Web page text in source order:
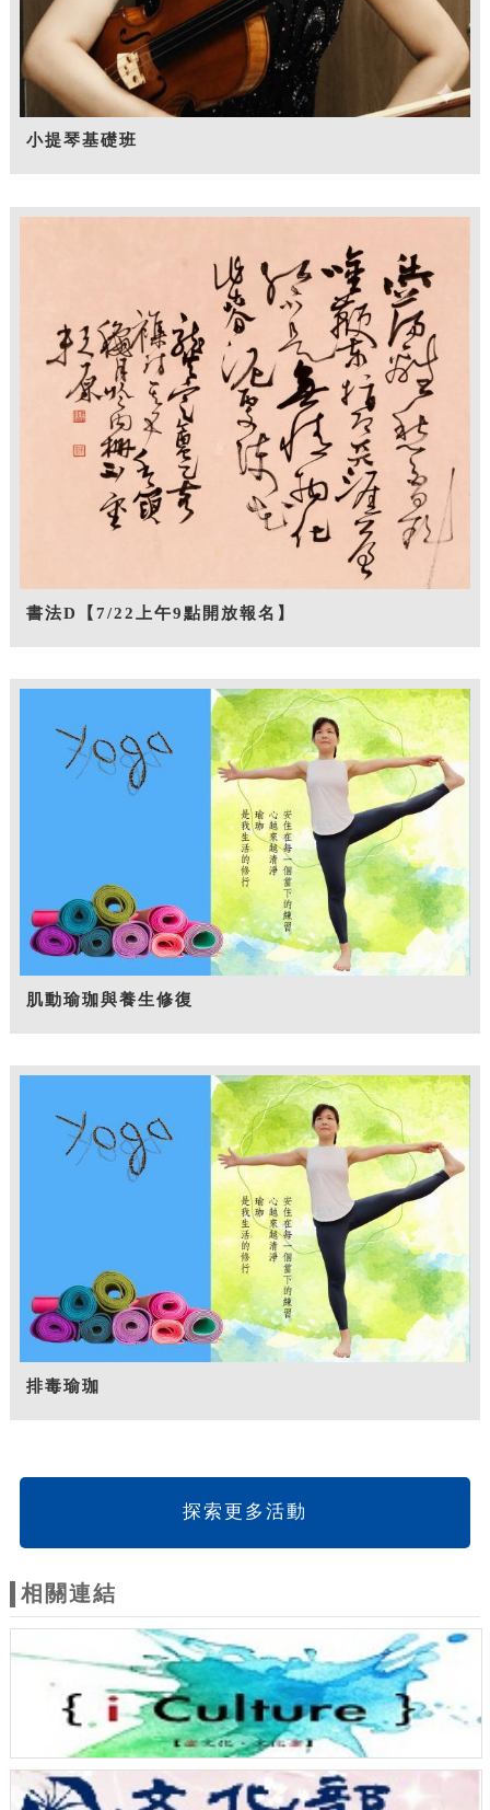
小提琴基礎班
書法D【7/22上午9點開放報名】
肌動瑜珈與養生修復
排毒瑜珈
探索更多活動
相關連結